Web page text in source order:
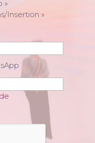
»
Insertion »